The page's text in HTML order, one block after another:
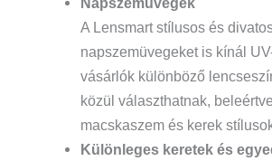
A Lensmart stílusos és
napszemüvegeket is kínál
vásárlók különböző
közül választhatnak,
macskaszem és kerek
Különleges keretek és